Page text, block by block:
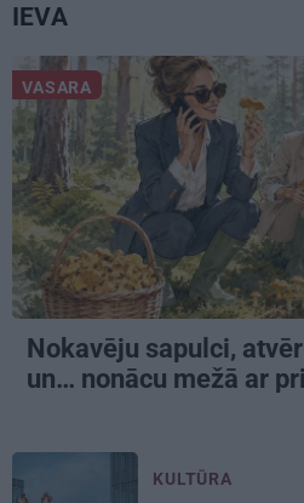
IEVA
VASARA
Nokavēju sapulci,
un… nonācu mežā ar
KULTŪRA